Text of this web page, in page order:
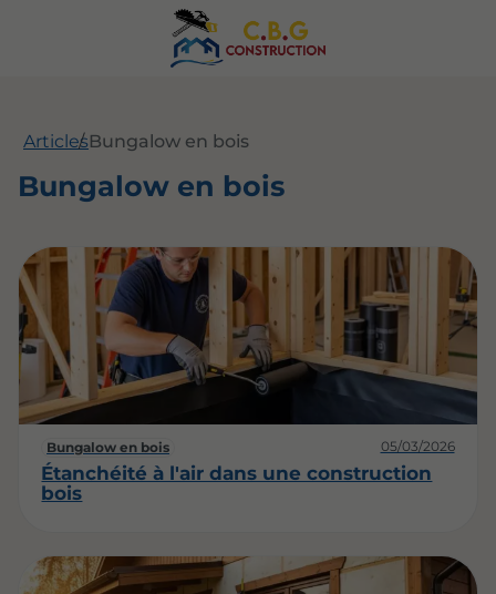
ArticlesBungalow en bois
Bungalow en bois
Bungalow en bois 05/03/2026
Étanchéité à l'air dans une construction
bois